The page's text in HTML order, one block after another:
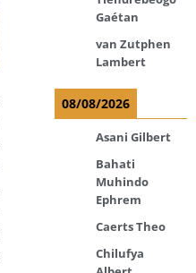
Gaétan
van Zutphen
Lambert
08/08/2026
Asani Gilbert
Bahati
Muhindo
Ephrem
Caerts Theo
Chilufya